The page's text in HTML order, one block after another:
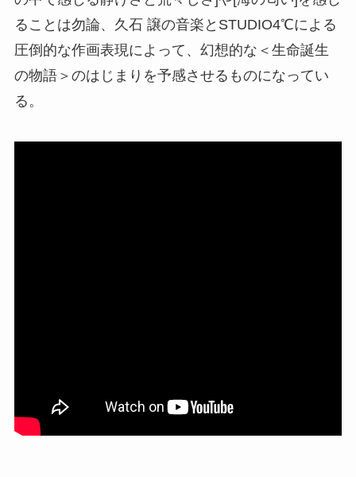
ることは勿論、久石 譲の音楽とSTUDIO4℃による
圧倒的な作画表現によって、幻想的な＜生命誕生
の物語＞のはじまりを予感させるものになってい
る。